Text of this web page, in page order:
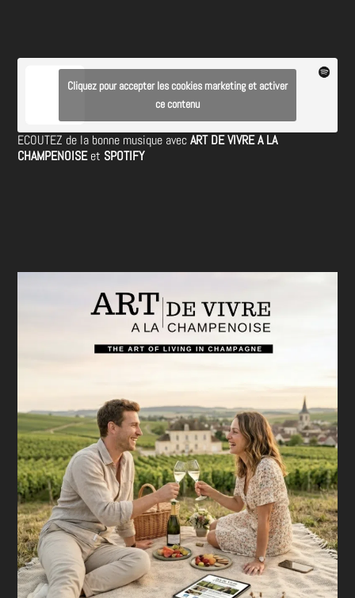
Cliquez pour accepter les cookies marketing et activer
ce contenu
ECOUTEZ de la bonne musique avecART DE VIVRE A LA
CHAMPENOISEet SPOTIFY